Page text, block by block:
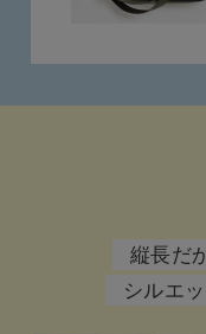
縦長だ
シルエ